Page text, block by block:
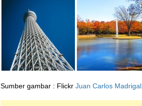
Sumber gambar : Flickr Juan Carlos Madrigal,